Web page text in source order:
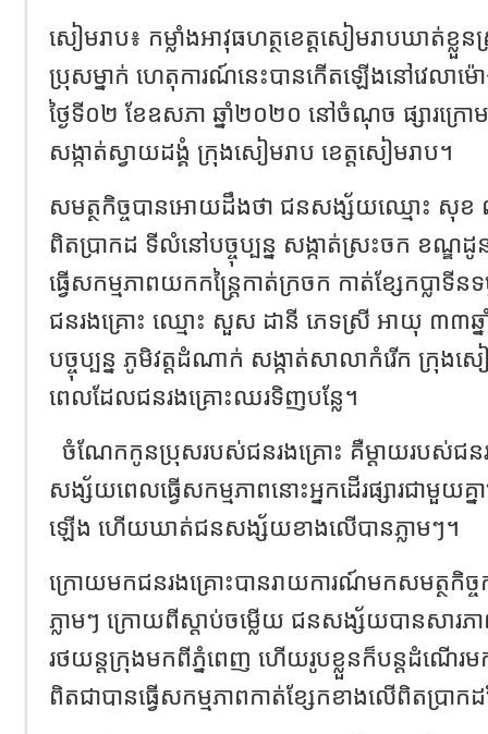
សៀមរាប៖ កម្លាំងអាវុធហត្ថខេត្តសៀមរាបឃាត់ខ្លួនស្
ប្រុសម្នាក់ ហេតុការណ៍នេះបានកើតឡើងនៅវេលា
ថ្ងៃទី០២ ខែឧសភា ឆ្នាំ២០២០ នៅចំណុច ផ្សារក្រោ
សង្កាត់ស្វាយដង្គំ ក្រុងសៀមរាប ខេត្តសៀមរាប។
សមត្ថកិច្ចបានអោយដឹងថា ជនសង្ស័យឈ្មោះ សុខ
ពិតប្រាកដ ទីលំនៅបច្ចុប្បន្ន សង្កាត់ស្រះចក ខណ្ឌដូ
ធ្វើសកម្មភាពយកកន្ត្រៃកាត់ក្រចក កាត់ខ្សែកប្លា
ជនរងគ្រោះ ឈ្មោះ សួស ដានី ភេទស្រី អាយុ ៣៣ឆ្ន
បច្ចុប្បន្ន ភូមិវត្តដំណាក់ សង្កាត់សាលាកំរើក ក្រុង
ពេលដែលជនរងគ្រោះឈរទិញបន្លែ។
ចំណែកកូនប្រុសរបស់ជនរងគ្រោះ គឺម្តាយរបស់ជនរ
សង្ស័យពេលធ្វើសកម្មភាពនោះអ្នកដើរផ្សារជាមួយ
ឡើង ហើយឃាត់ជនសង្ស័យខាងលើបានភ្លាមៗ។
ក្រោយមកជនរងគ្រោះបានរាយការណ៍មកសមត្ថកិច្ច
ភ្លាមៗ ក្រោយពីស្តាប់ចម្លើយ ជនសង្ស័យបានសារភា
រថយន្តក្រុងមកពីភ្នំពេញ ហើយរូបខ្លួនក៏បន្តដំណើរម
ពិតជាបានធ្វើសកម្មភាពកាត់ខ្សែកខាងលើពិតប្រាក